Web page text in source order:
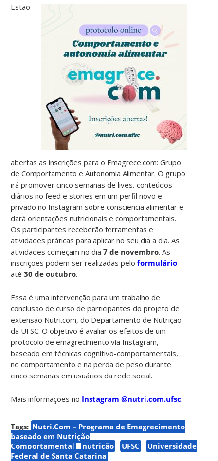
Estão
abertas as inscrições para o Emagrece.com: Grupo
de Comportamento e Autonomia Alimentar. O grupo
irá promover cinco semanas de lives, conteúdos
diários no feed e stories em um perfil novo e
privado no Instagramsobreconsciência alimentar e
dará orientações nutricionais e comportamentais.
Os participantes receberão ferramentas e
atividades práticas para aplicar no seu dia a dia. As
atividades começam no dia7 de novembro. As
inscrições podem ser realizadas peloformulário
até30 de outubro.
Essa é uma intervenção para um trabalho de
conclusão de curso de participantes do projeto de
extensão Nutri.com, do Departamento de Nutrição
da UFSC. O objetivo é avaliar os efeitos de um
protocolo de emagrecimento via Instagram,
baseado em técnicas cognitivo-comportamentais,
no comportamento e na perda de peso durante
cinco semanas em usuários da rede social.
Mais informações no Instagram @nutri.com.ufsc.
Tags: Nutri.Com – Programa de Emagrecimento
baseado em Nutrição
Comportamental
nutrição UFSC
Universidade
Federal de Santa Catarina